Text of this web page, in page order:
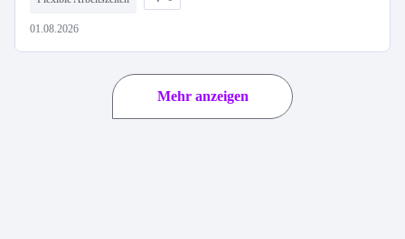
01.08.2026
Mehr anzeigen